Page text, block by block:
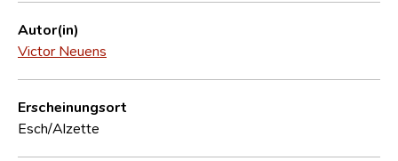
Forschungsgruppe
Kontakt
Autor(in)
Victor Neuens
Erscheinungsort
Esch/Alzette